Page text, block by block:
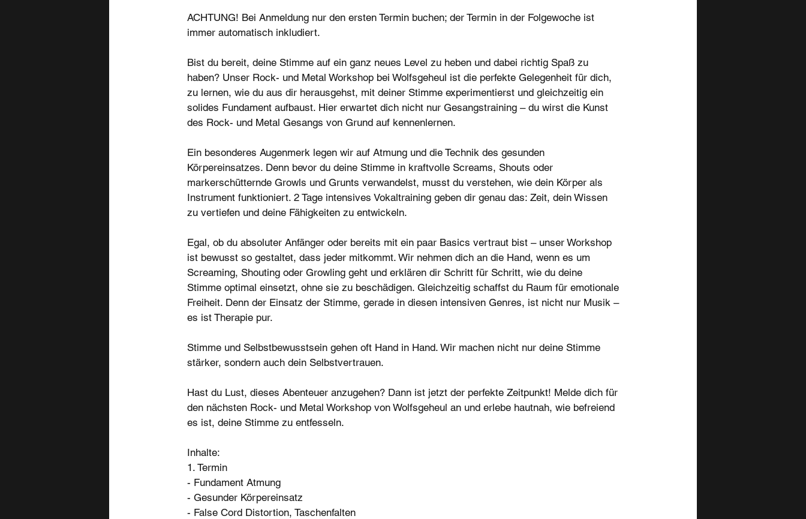
ACHTUNG! Bei Anmeldung nur den ersten Termin buchen; der Termin in der Folgewoche ist
immer automatisch inkludiert.
Bist du bereit, deine Stimme auf ein ganz neues Level zu heben und dabei richtig Spaß zu
haben? Unser Rock- und Metal Workshop bei Wolfsgeheul ist die perfekte Gelegenheit für dich,
zu lernen, wie du aus dir herausgehst, mit deiner Stimme experimentierst und gleichzeitig ein
solides Fundament aufbaust. Hier erwartet dich nicht nur Gesangstraining – du wirst die Kunst
des Rock- und Metal Gesangs von Grund auf kennenlernen.
Ein besonderes Augenmerk legen wir auf Atmung und die Technik des gesunden
Körpereinsatzes. Denn bevor du deine Stimme in kraftvolle Screams, Shouts oder
markerschütternde Growls und Grunts verwandelst, musst du verstehen, wie dein Körper als
Instrument funktioniert. 2 Tage intensives Vokaltraining geben dir genau das: Zeit, dein Wissen
zu vertiefen und deine Fähigkeiten zu entwickeln.
Egal, ob du absoluter Anfänger oder bereits mit ein paar Basics vertraut bist – unser Workshop
ist bewusst so gestaltet, dass jeder mitkommt. Wir nehmen dich an die Hand, wenn es um
Screaming, Shouting oder Growling geht und erklären dir Schritt für Schritt, wie du deine
Stimme optimal einsetzt, ohne sie zu beschädigen. Gleichzeitig schaffst du Raum für emotionale
Freiheit. Denn der Einsatz der Stimme, gerade in diesen intensiven Genres, ist nicht nur Musik –
es ist Therapie pur.
Stimme und Selbstbewusstsein gehen oft Hand in Hand. Wir machen nicht nur deine Stimme
stärker, sondern auch dein Selbstvertrauen.
Hast du Lust, dieses Abenteuer anzugehen? Dann ist jetzt der perfekte Zeitpunkt! Melde dich für
den nächsten Rock- und Metal Workshop von Wolfsgeheul an und erlebe hautnah, wie befreiend
es ist, deine Stimme zu entfesseln.
Inhalte:
1. Termin
- Fundament Atmung
- Gesunder Körpereinsatz
- False Cord Distortion, Taschenfalten